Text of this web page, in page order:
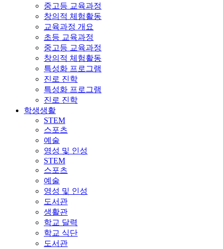
중고등 교육과정
창의적 체험활동
교육과정 개요
초등 교육과정
중고등 교육과정
창의적 체험활동
특성화 프로그램
진로 진학
특성화 프로그램
진로 진학
학생생활
STEM
스포츠
예술
영성 및 인성
STEM
스포츠
예술
영성 및 인성
도서관
생활관
학교 달력
학교 식단
도서관